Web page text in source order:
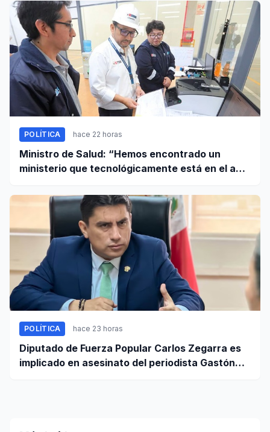
POLÍTICA hace 22 horas
Ministro de Salud: “Hemos encontrado un
ministerio que tecnológicamente está en el año
POLÍTICA hace 23 horas
Diputado de Fuerza Popular Carlos Zegarra es
implicado en asesinato del periodista Gastón